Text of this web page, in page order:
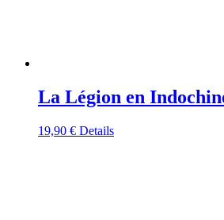
La Légion en
19,90 € Details